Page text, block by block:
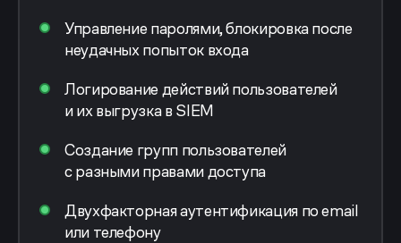
Управление паролями, блокировка после
неудачных попыток входа
Логирование действий пользователей
и их выгрузка в SIEM
Создание групп пользователей
с разными правами доступа
Двухфакторная аутентификацияпо email
или телефону